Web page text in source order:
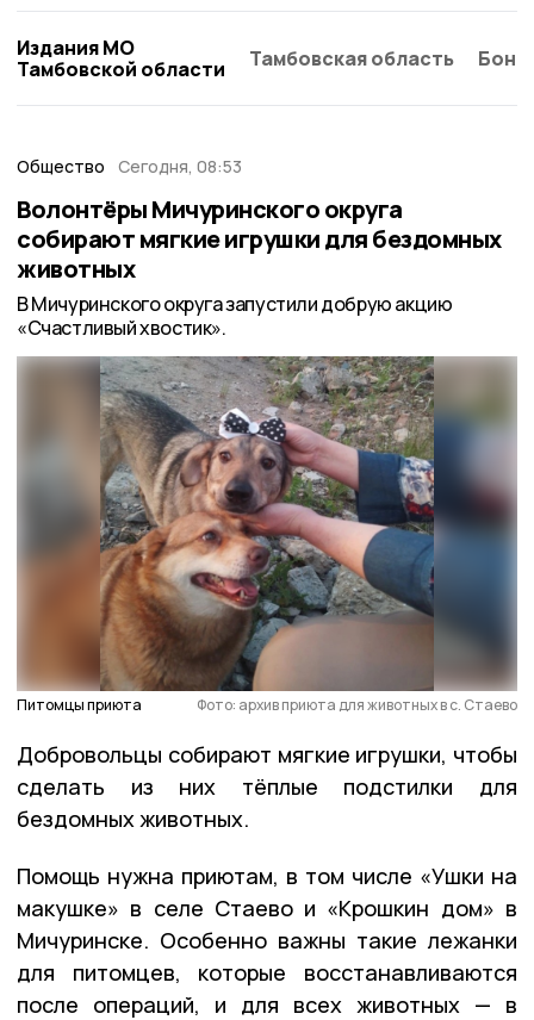
Издания МО
Тамбовской области
Тамбовская область
Общество Сегодня, 08:53
Волонтёры Мичуринского округа
собирают мягкие игрушки для бездомных
животных
В Мичуринского округа запустили добрую акцию
«Счастливый хвостик».
Питомцы приюта Фото: архив приюта для животных в с. Стаево
Добровольцы собирают мягкие игрушки, чтобы
сделать из них тёплые подстилки для
бездомных животных.
Помощь нужна приютам, в том числе «Ушки на
макушке» в селе Стаево и «Крошкин дом» в
Мичуринске. Особенно важны такие лежанки
для питомцев, которые восстанавливаются
после операций, и для всех животных — в